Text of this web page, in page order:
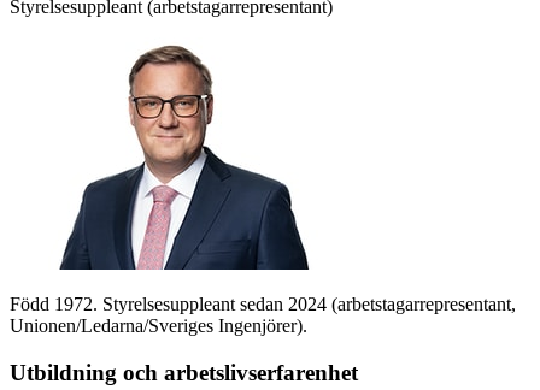
Styrelsesuppleant (arbetstagarrepresentant)
Född 1972. Styrelsesuppleant sedan 2024 (arbetstagarrepresentant,
Unionen/Ledarna/Sveriges Ingenjörer).
Utbildning och arbetslivserfarenhet